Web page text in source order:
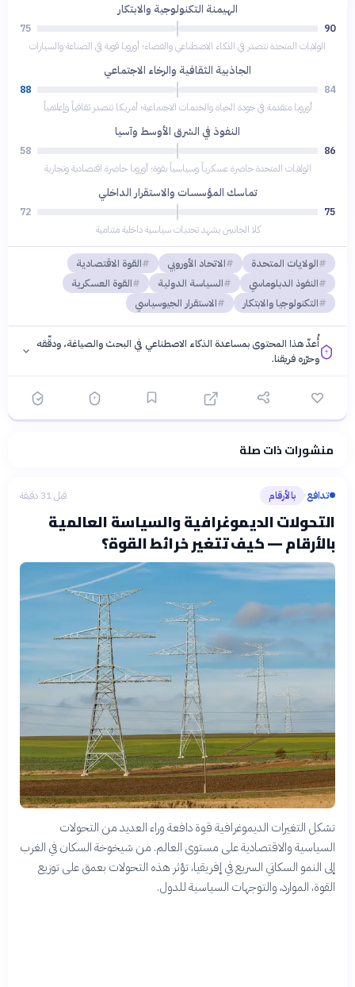
الهيمنة التكنولوجية والابتكار
90
75
الولايات المتحدة تتصدر في الذكاء الاصطناعي والفضاء؛ أوروبا قوية في الصناعة والسيارات
الجاذبية الثقافية والرخاء الاجتماعي
84
88
أوروبا متقدمة في جودة الحياة والخدمات الاجتماعية؛ أمريكا تتصدر ثقافياً وإعلامياً
النفوذ في الشرق الأوسط وآسيا
86
58
الولايات المتحدة حاضرة عسكرياً وسياسياً بقوة؛ أوروبا حاضرة اقتصادية وتجارية
تماسك المؤسسات والاستقرار الداخلي
75
72
كلا الجانبين يشهد تحديات سياسية داخلية متنامية
الولايات المتحدة الاتحاد الأوروبي
القوة الاقتصادية
النفوذ الدبلوماسي
السياسة الدولية
القوة العسكرية
التكنولوجيا والابتكار
الاستقرار الجيوسياسي
أُعدّ هذا المحتوى بمساعدة الذكاء الاصطناعي في البحث والصياغة، ودقّقه
وحرّره فريقنا.
فلسفتنا المعرفية· سياسة الذكاء الاصطناعيمنشورات ذات صلة
تدافع› بالأرقام قبل 31 دقيقة
التحولات الديموغرافية والسياسة العالمية
بالأرقام — كيف تتغير خرائط القوة؟
تشكل التغيرات الديموغرافية قوة دافعة وراء العديد من التحولات
السياسية والاقتصادية على مستوى العالم. من شيخوخة السكان في الغرب
إلى النمو السكاني السريع في إفريقيا، تؤثر هذه التحولات بعمق على توزيع
القوة، الموارد، والتوجهات السياسية للدول.